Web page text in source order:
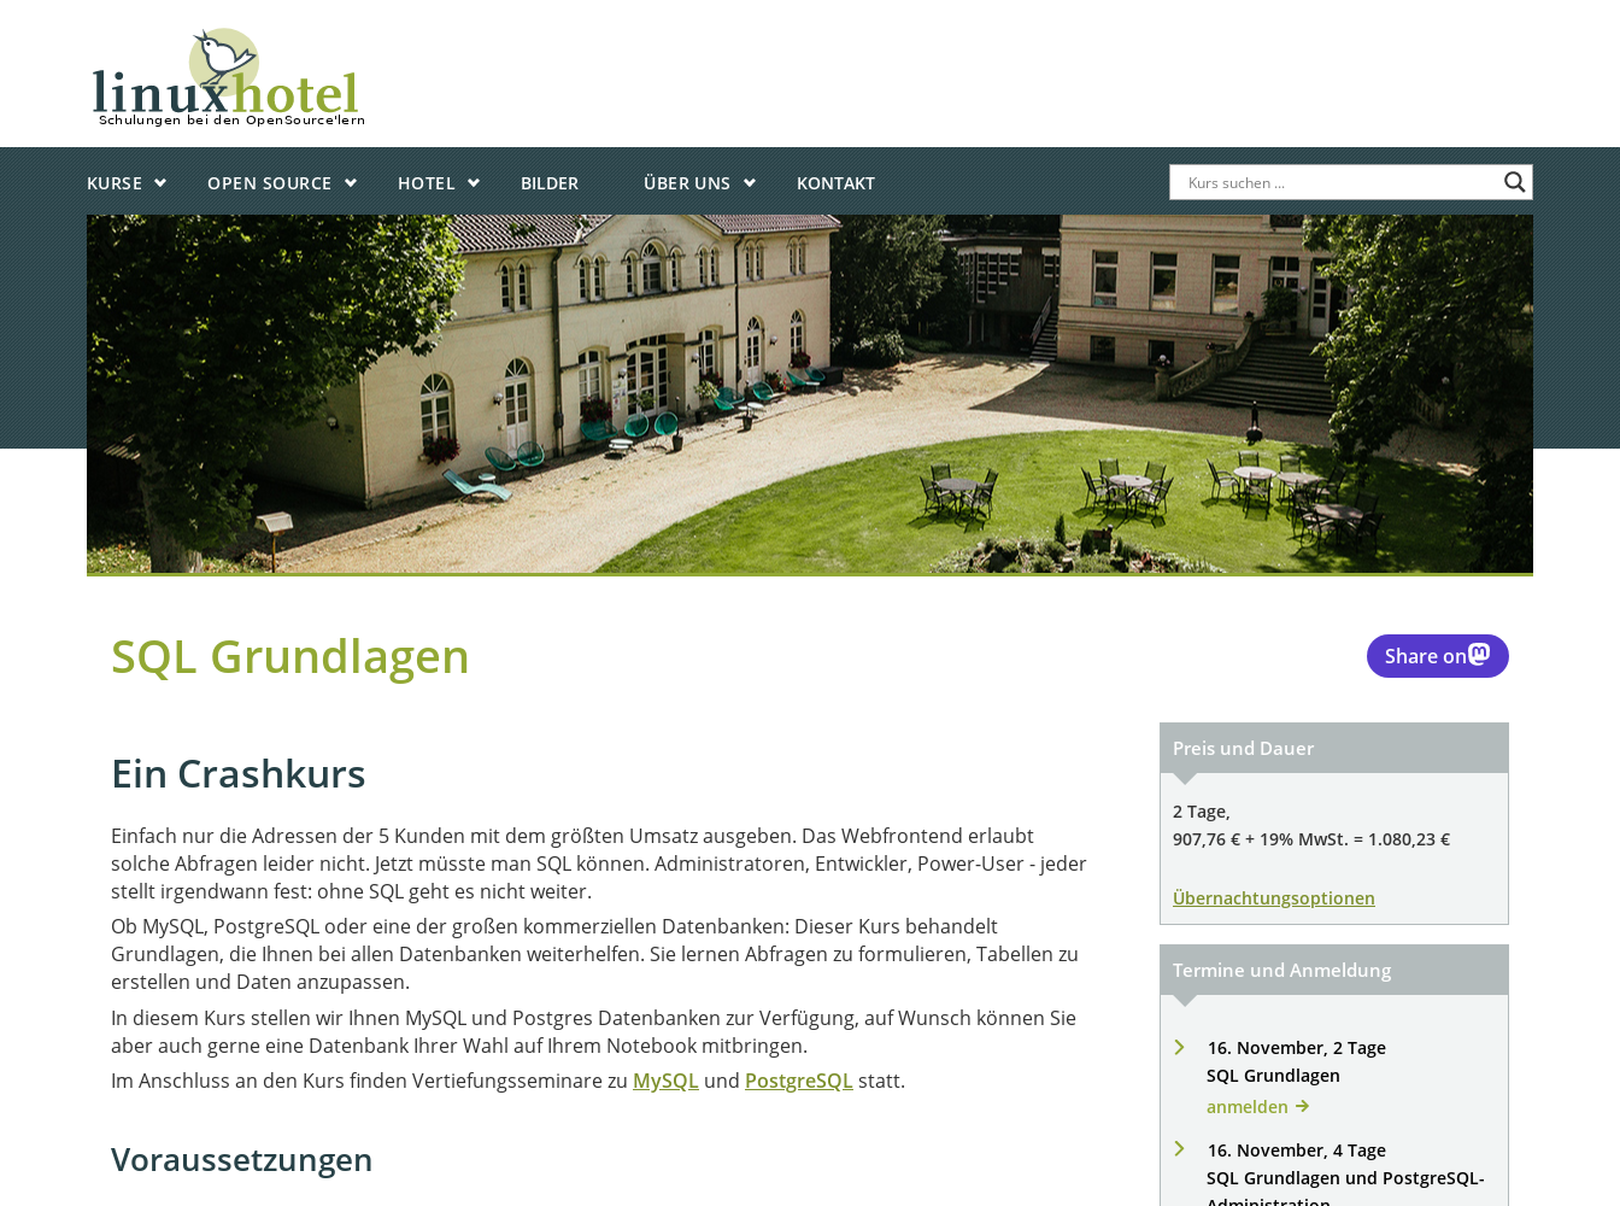
KURSE OPEN SOURCE HOTEL BILDER ÜBER UNS KONTAKT
SQL Grundlagen Share on
Ein Crashkurs
Einfach nur die Adressen der 5 Kunden mit dem größten Umsatz ausgeben. Das Webfrontend erlaubt
solche Abfragen leider nicht. Jetzt müsste man SQL können. Administratoren, Entwickler, Power-User - jeder
stellt irgendwann fest: ohne SQL geht es nicht weiter.
Ob MySQL, PostgreSQL oder eine der großen kommerziellen Datenbanken: Dieser Kurs behandelt
Grundlagen, die Ihnen bei allen Datenbanken weiterhelfen. Sie lernen Abfragen zu formulieren, Tabellen zu
erstellen und Daten anzupassen.
In diesem Kurs stellen wir Ihnen MySQL und Postgres Datenbanken zur Verfügung, auf Wunsch können Sie
aber auch gerne eine Datenbank Ihrer Wahl auf Ihrem Notebook mitbringen.
Im Anschluss an den Kurs finden Vertiefungsseminare zu MySQL und PostgreSQLstatt.
Voraussetzungen
Preis und Dauer
2 Tage,
907,76 € + 19% MwSt. = 1.080,23 €
Übernachtungsoptionen
Termine und Anmeldung
16. November, 2 Tage
SQL Grundlagen
anmelden
16. November, 4 Tage
SQL Grundlagen und PostgreSQL-